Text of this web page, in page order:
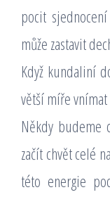
pocit
může zastavit
Když kundaliní
větší míře
Někdy budeme
začít chvět celé
této energie